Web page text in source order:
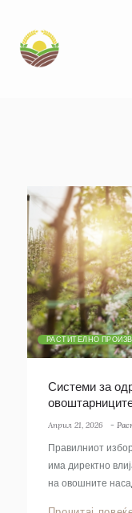
РАСТИТЕЛНО
Системи за
Април 21, 2026 -
Правилниот
има директно
на овошните